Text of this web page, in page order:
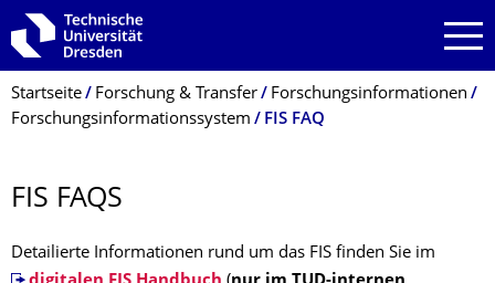
Zur Hauptnavigation springen
Zur Suche springen
Zum Inhalt springen
Breadcrumb-Menü
Startseite Forschung & Transfer
Forschungsinformationen
Forschungsinformationssystem
FIS FAQ
FIS FAQS
Detailierte Informationen rund um das FIS finden Sie im